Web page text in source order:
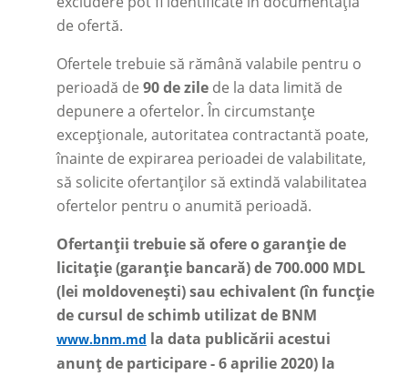
de ofertă.
Ofertele trebuie să rămână valabile pentru o
perioadă de 90 de zilede la data limită de
depunere a ofertelor. În circumstanțe
excepționale, autoritatea contractantă poate,
înainte de expirarea perioadei de valabilitate,
să solicite ofertanților să extindă valabilitatea
ofertelor pentru o anumită perioadă.
Ofertanții trebuie să ofere o garanție de
licitație (garanție bancară) de 700.000 MDL
(lei moldovenești) sau echivalent (în funcție
de cursul de schimb utilizat de BNM
www.bnm.md la data publicării acestui
anunț de participare - 6 aprilie 2020) la